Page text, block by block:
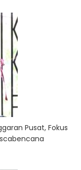
Pusat, Fokus